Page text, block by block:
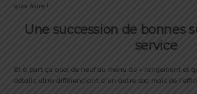
quoi faire !
Une succession de bonnes
service
Et à part ça quoi de neuf au menu du « rangement et
détails ultra différenciant d’un autre sac mais de